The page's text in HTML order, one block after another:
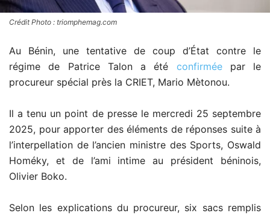
Crédit Photo : triomphemag.com
Au Bénin, une tentative de coup d’État contre le
régime de Patrice Talon a été confirméepar le
procureur spécial près la CRIET, Mario Mètonou.
Il a tenu un point de presse le mercredi 25 septembre
2025, pour apporter des éléments de réponses suite à
l’interpellation de l’ancien ministre des Sports, Oswald
Homéky, et de l’ami intime au président béninois,
Olivier Boko.
Selon les explications du procureur, six sacs remplis